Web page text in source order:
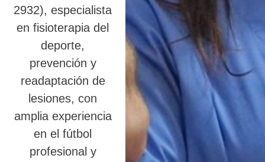
2932), especialista
en fisioterapia del
deporte,
prevención y
readaptación de
lesiones, con
amplia experiencia
en el fútbol
profesional y